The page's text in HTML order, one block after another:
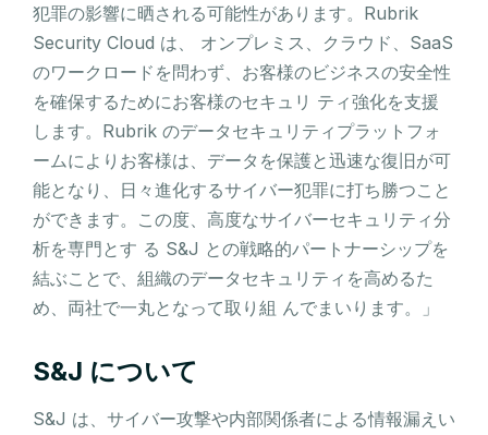
犯罪の影響に晒される可能性があります。Rubrik
Security Cloud は、 オンプレミス、クラウド、SaaS
のワークロードを問わず、お客様のビジネスの安全性
を確保するためにお客様のセキュリ ティ強化を支援
します。Rubrik のデータセキュリティプラットフォ
ームによりお客様は、データを保護と迅速な復旧が可
能となり、日々進化するサイバー犯罪に打ち勝つこと
ができます。この度、高度なサイバーセキュリティ分
析を専門とす る S&J との戦略的パートナーシップを
結ぶことで、組織のデータセキュリティを高めるた
め、両社で一丸となって取り組 んでまいります。」
S&J について
S&J は、サイバー攻撃や内部関係者による情報漏えい